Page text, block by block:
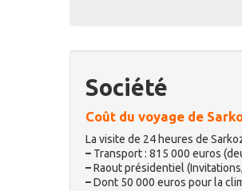
Société
Coût du voyage de
La visite de 24 heures de
– Transport : 815 000 euros
–Raout présidentiel
–Dont 50 000 euros pour la